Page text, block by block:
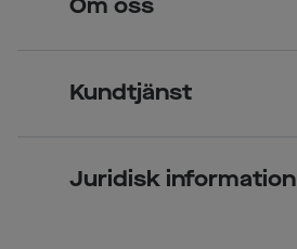
Över 70 butiker
Kontaktlinser
Om oss
Kundtjänst
Juridisk information